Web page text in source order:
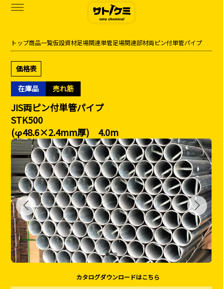
サトケミって？
ブログ
お問い合わせ
アクセス
トップ商品一覧仮設資材足場関連単管足場関連部材両ピン付単管パイプ
価格表
在庫品 売れ筋
JIS両ピン付単管パイプ
STK500
(φ48.6×2.4mm厚) 4.0m
カタログダウンロードはこちら